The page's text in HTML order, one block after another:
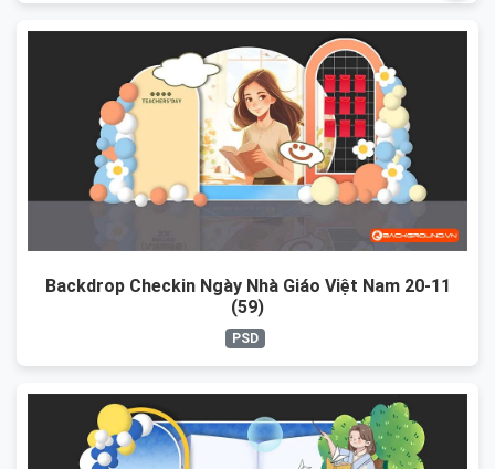
Backdrop Checkin Ngày Nhà Giáo Việt Nam 20-11
(59)
PSD